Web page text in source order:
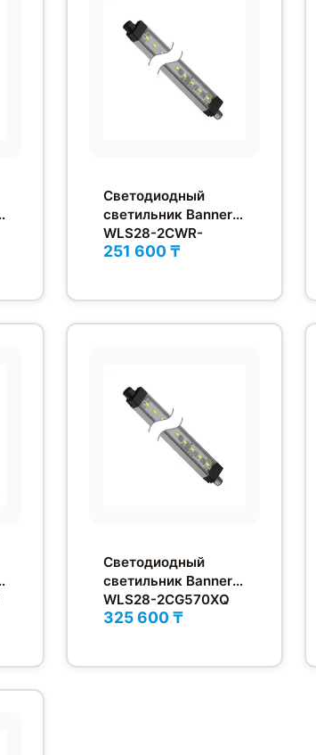
Светодиодный
светильник Banner
WLS28-2CWR-
285XQ
251 600 ₸
Светодиодный
светильник Banner
WLS28-2CG570XQ
325 600 ₸